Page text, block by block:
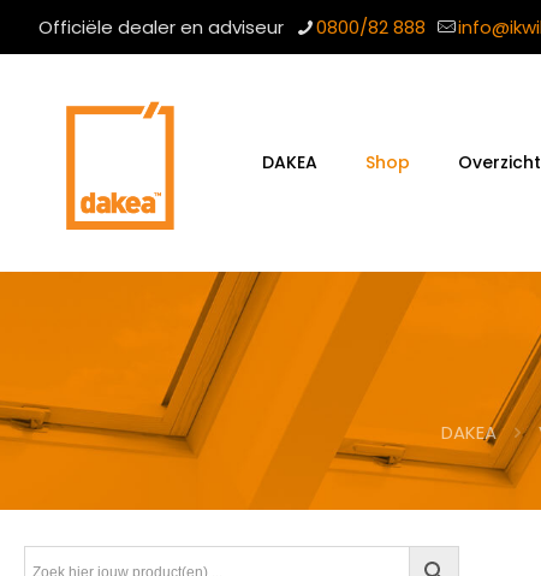
Officiële dealer en adviseur 0800/82 888
DAKEA Shop Overzicht
DAKEA